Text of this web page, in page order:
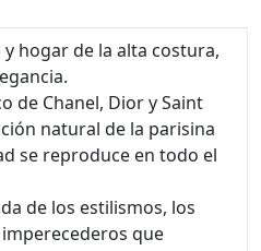
hogar de la alta costura,
de Chanel, Dior y Saint
natural de la parisina
se reproduce en todo el
de los estilismos, los
que